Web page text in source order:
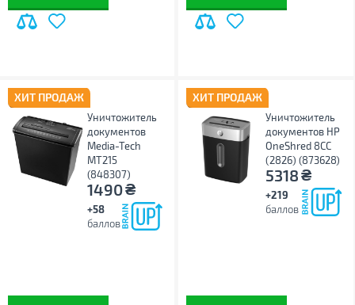
ХИТ ПРОДАЖ
Уничтожитель
документов
Media-Tech
MT215
(848307)
1490₴
+58
баллов
ХИТ ПРОДАЖ
Уничтожитель
документов HP
OneShred 8CC
(2826) (873628)
5318₴
+219
баллов